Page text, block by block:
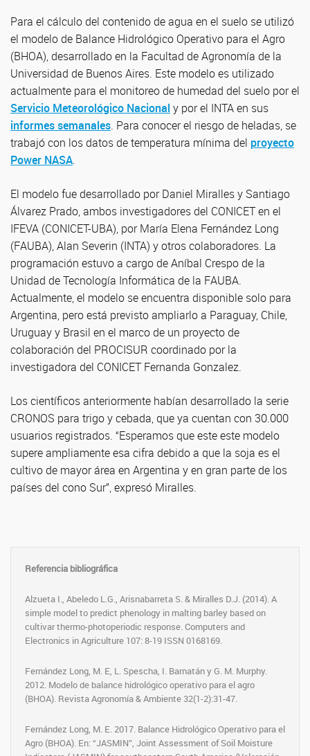
Para el cálculo del contenido de agua en el suelo se utilizó
el modelo de Balance Hidrológico Operativo para el Agro
(BHOA), desarrollado en la Facultad de Agronomía de la
Universidad de Buenos Aires. Este modelo es utilizado
actualmente para el monitoreo de humedad del suelo por el
Servicio Meteorológico Nacional y por el INTA en sus
informes semanales. Para conocer el riesgo de heladas, se
trabajó con los datos de temperatura mínima del proyecto
Power NASA.
El modelo fue desarrollado por Daniel Miralles y Santiago
Álvarez Prado, ambos investigadores del CONICET en el
IFEVA (CONICET-UBA), por María Elena Fernández Long
(FAUBA), Alan Severin (INTA) y otros colaboradores. La
programación estuvo a cargo de Aníbal Crespo de la
Unidad de Tecnología Informática de la FAUBA.
Actualmente, el modelo se encuentra disponible solo para
Argentina, pero está previsto ampliarlo a Paraguay, Chile,
Uruguay y Brasil en el marco de un proyecto de
colaboración del PROCISUR coordinado por la
investigadora del CONICET Fernanda Gonzalez.
Los científicos anteriormente habían desarrollado la serie
CRONOS para trigo y cebada, que ya cuentan con 30.000
usuarios registrados. “Esperamos que este este modelo
supere ampliamente esa cifra debido a que la soja es el
cultivo de mayor área en Argentina y en gran parte de los
países del cono Sur”, expresó Miralles.
Referencia bibliográfica
Alzueta I., Abeledo L.G., Arisnabarreta S. & Miralles D.J. (2014). A
simple model to predict phenology in malting barley based on
cultivar thermo-photoperiodic response.Computers and
Electronics in Agriculture 107: 8-19 ISSN 0168169.
Fernández Long, M. E, L. Spescha, I. Barnatán y G. M. Murphy.
2012. Modelo de balance hidrológico operativo para el agro
(BHOA). Revista Agronomía & Ambiente 32(1-2):31-47.
Fernández Long, M. E. 2017. Balance Hidrológico Operativo para el
Agro (BHOA). En: “JASMIN”, Joint Assessment of Soil Moisture